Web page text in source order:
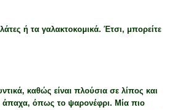
ή τα γαλακτοκομικά. Έτσι, μπορείτε
καθώς είναι πλούσια σε λίπος και
άπαχα, όπως το ψαρονέφρι. Μία πιο